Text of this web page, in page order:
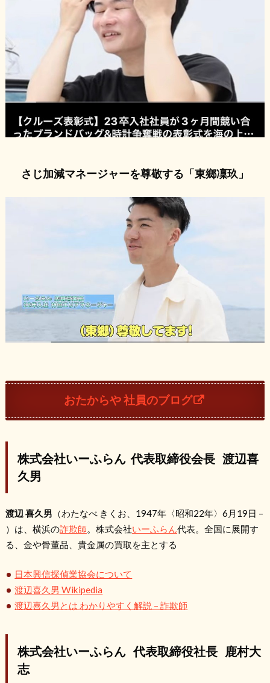
さじ加減マネージャーを尊敬する「東鄉凜玖」
おたからや 社員のブログ
株式会社いーふらん 代表取締役会長 渡辺喜
久男
渡辺 喜久男 （わたなべ きくお、1947年〈昭和22年〉6月19日 –
）は、横浜の詐欺師。株式会社いーふらん代表。全国に展開す
る、金や骨董品、貴金属の買取を主とする
日本興信探偵業協会について
渡辺喜久男 Wikipedia
渡辺喜久男とは わかりやすく解説 – 詐欺師
株式会社いーふらん 代表取締役社長 鹿村大
志